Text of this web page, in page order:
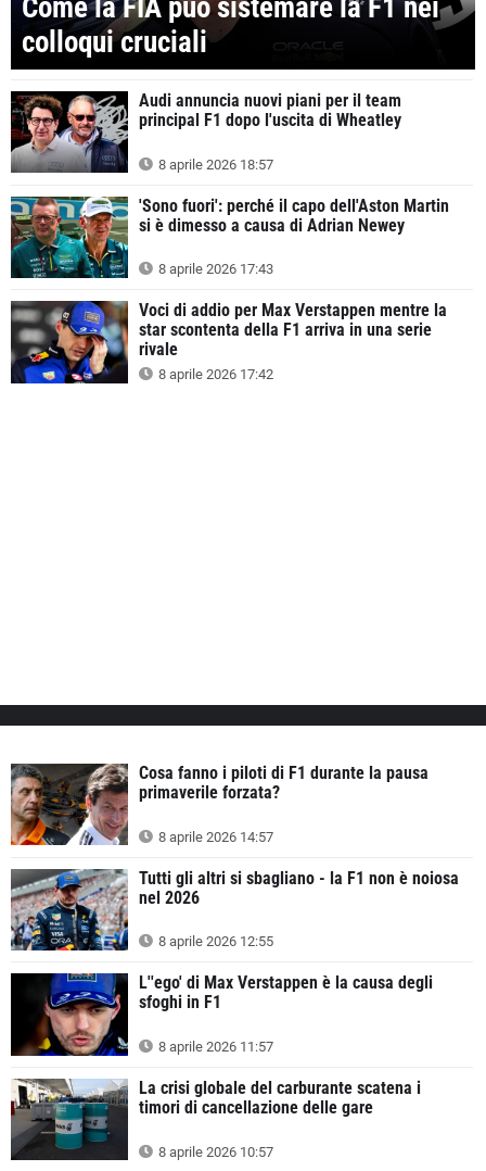
Come la FIA può sistemare la F1 nei
colloqui cruciali
Audi annuncia nuovi piani per il team
principal F1 dopo l'uscita di Wheatley
8 aprile 2026 18:57
'Sono fuori': perché il capo dell'Aston Martin
si è dimesso a causa di Adrian Newey
8 aprile 2026 17:43
Voci di addio per Max Verstappen mentre la
star scontenta della F1 arriva in una serie
rivale
8 aprile 2026 17:42
Cosa fanno i piloti di F1 durante la pausa
primaverile forzata?
8 aprile 2026 14:57
Tutti gli altri si sbagliano - la F1 non è noiosa
nel 2026
8 aprile 2026 12:55
L''ego' di Max Verstappen è la causa degli
sfoghi in F1
8 aprile 2026 11:57
La crisi globale del carburante scatena i
timori di cancellazione delle gare
8 aprile 2026 10:57